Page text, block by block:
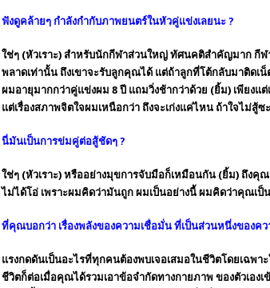
ฟังดูคล้ายๆ กำลังกำกับภาพยนตร์ในหัวคู่แข่งเลยนะ ?
ใช่ๆ (หัวเราะ) สำหรับนักกีฬาส่วนใหญ่ ทัศนคติสำคัญมาก กีฬ
พลาดเท่านั้น ถึงเขาจะรับลูกคุณได้ แต่ถ้าลูกที่โต้กลับมาติด
ผมอายุมากกว่าคู่แข่งผม 8 ปี แถมวิ่งช้ากว่าด้วย (ยิ้ม) เพียง
แต่เรื่องสภาพจิตใจผมเหนือกว่า ถึงจะเก่งแค่ไหน ถ้าใจไม่สู้ซ
นี่มันเป็นการข่มคู่ต่อสู้ชัดๆ ?
ใช่ๆ (หัวเราะ) หรืออย่างมุขการจับมือก็เหมือนกัน (ยิ้ม) ถึง
ไม่ได้โอ่ เพราะผมคิดว่ามันถูก ผมเป็นอย่างนี้ ผมคิดว่าคุณเ
ที่คุณบอกว่า เรื่องพลังของความเชื่อมั่น ที่เป็นส่วนหนึ่งของค
แรงกดดันเป็นอะไรที่ทุกคนต้องพบเจอเสมอในชีวิตโดยเฉพ
ชีวิตก็ต่อเมื่อคุณได้รวมเอาข้อจำกัดทางกายภาพ ของตัวเอง